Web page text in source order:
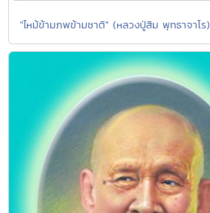
"ไหม้ข้ามภพข้ามชาติ" (หลวงปู่สิม พุทธาจาโร)